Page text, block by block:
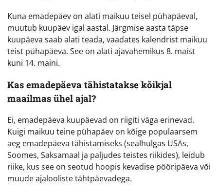
Kuna emadepäev on alati maikuu teisel pühapäeval,
muutub kuupäev igal aastal. Järgmise aasta täpse
kuupäeva saab alati teada, vaadates kalendrist maikuu
teist pühapäeva. See on alati ajavahemikus 8. maist
kuni 14. maini.
Kas emadepäeva tähistatakse kõikjal
maailmas ühel ajal?
Ei, emadepäeva kuupäevad on riigiti väga erinevad.
Kuigi maikuu teine pühapäev on kõige populaarsem
aeg emadepäeva tähistamiseks (sealhulgas USAs,
Soomes, Saksamaal ja paljudes teistes riikides), leidub
riike, kus see on seotud hoopis kevadise pööripäeva või
muude ajalooliste tähtpäevadega.